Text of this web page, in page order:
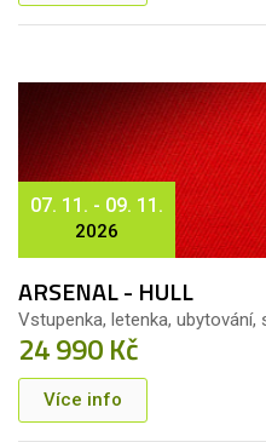
07. 11. - 09. 11.
2026
ARSENAL - HULL
Vstupenka, letenka,
24 990 Kč
Více info